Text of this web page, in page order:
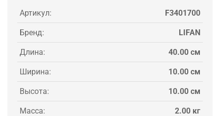
Артикул: F3401700
Бренд: LIFAN
Длина: 40.00 см
Ширина: 10.00 см
Высота: 10.00 см
Масса: 2.00 кг